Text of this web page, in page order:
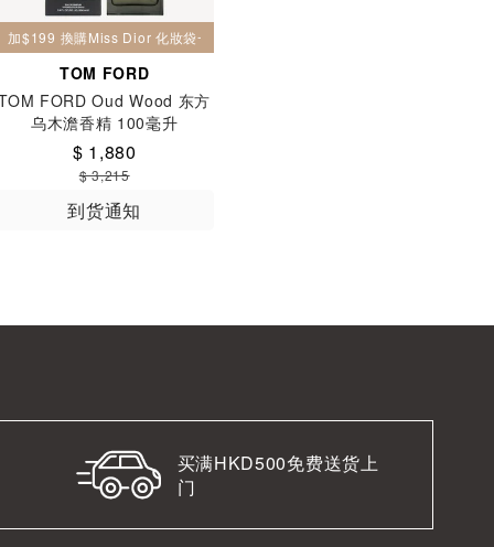
加$199 換購Miss Dior 化妝袋一個
TOM FORD
FORD Oud Wood 东方
乌木澹香精 100毫升
$ 1,880
$ 3,215
到货通知
买满HKD500免费送货上
门